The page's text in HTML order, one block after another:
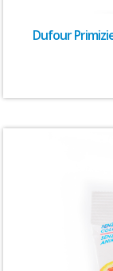
Dufour